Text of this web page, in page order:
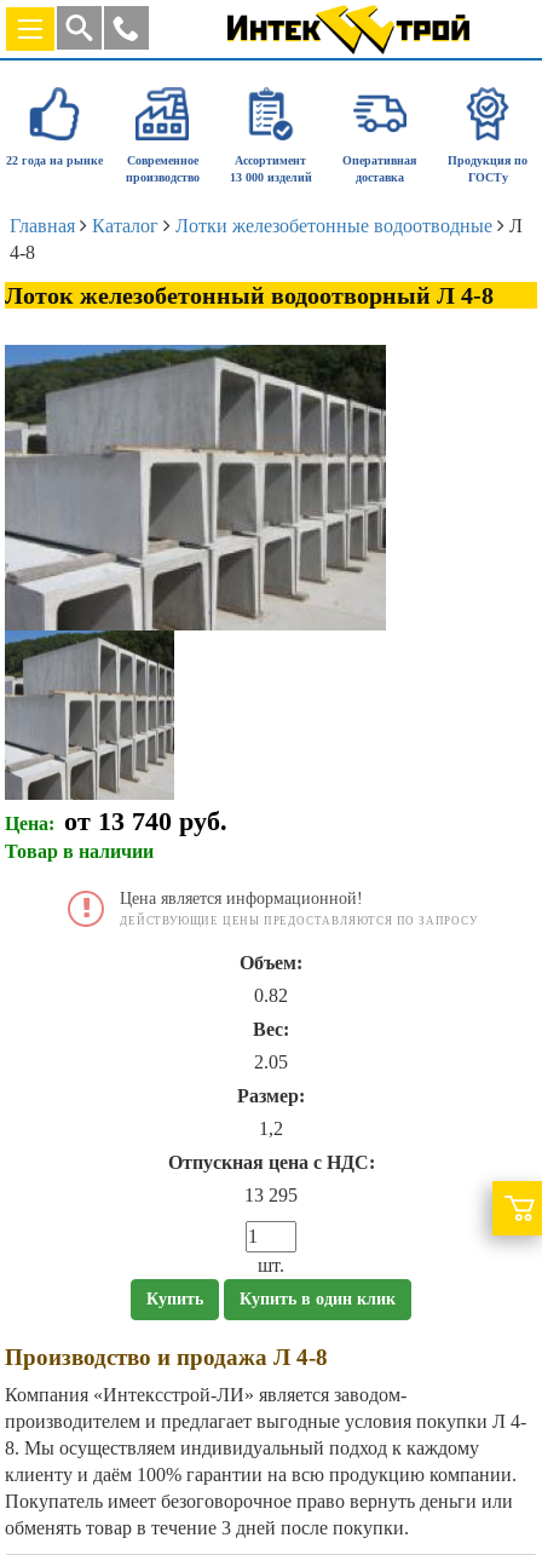
22 года на рынке
Современное
производство
Ассортимент
13 000 изделий
Оперативная
доставка
Продукция по
ГОСТу
Главная Каталог Лотки железобетонные водоотводные
Л
4-8
Лоток железобетонный водоотворный Л 4-8
Цена: от 13 740 руб.
Товар в наличии
Цена является информационной!
ДЕЙСТВУЮЩИЕ ЦЕНЫ ПРЕДОСТАВЛЯЮТСЯ ПО ЗАПРОСУ
Объем:
0.82
Вес:
2.05
Размер:
1,2
Отпускная цена с НДС:
13 295
шт.
Купить Купить в один клик
Производство и продажа Л 4-8
Компания «Интексстрой-ЛИ» является заводом-
производителем и предлагает выгодные условия покупки Л 4-
8. Мы осуществляем индивидуальный подход к каждому
клиенту и даём 100% гарантии на всю продукцию компании.
Покупатель имеет безоговорочное право вернуть деньги или
обменять товар в течение 3 дней после покупки.